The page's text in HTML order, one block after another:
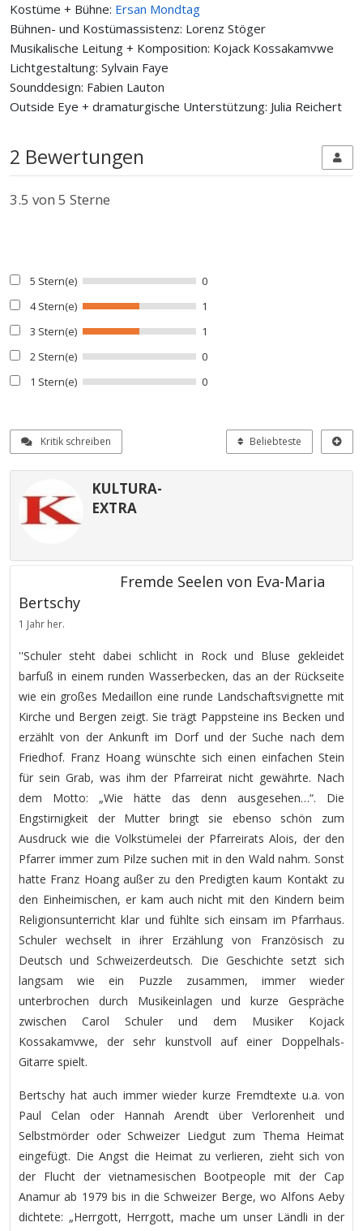
Kostüme + Bühne: Ersan Mondtag
Bühnen- und Kostümassistenz: Lorenz Stöger
Musikalische Leitung + Komposition: Kojack Kossakamvwe
Lichtgestaltung: Sylvain Faye
Sounddesign: Fabien Lauton
Outside Eye + dramaturgische Unterstützung: Julia Reichert
2 Bewertungen
3.5 von 5 Sterne
5 Stern(e)
0
4 Stern(e)
1
3 Stern(e)
1
2 Stern(e)
0
1 Stern(e)
0
Kritik schreiben Beliebteste
KULTURA-
EXTRA
Fremde Seelen von Eva-Maria
Bertschy
1 Jahr her.
''Schuler steht dabei schlicht in Rock und Bluse gekleidet
barfuß in einem runden Wasserbecken, das an der Rückseite
wie ein großes Medaillon eine runde Landschaftsvignette mit
Kirche und Bergen zeigt. Sie trägt Pappsteine ins Becken und
erzählt von der Ankunft im Dorf und der Suche nach dem
Friedhof. Franz Hoang wünschte sich einen einfachen Stein
für sein Grab, was ihm der Pfarreirat nicht gewährte. Nach
dem Motto: „Wie hätte das denn ausgesehen…“. Die
Engstirnigkeit der Mutter bringt sie ebenso schön zum
Ausdruck wie die Volkstümelei der Pfarreirats Alois, der den
Pfarrer immer zum Pilze suchen mit in den Wald nahm. Sonst
hatte Franz Hoang außer zu den Predigten kaum Kontakt zu
den Einheimischen, er kam auch nicht mit den Kindern beim
Religionsunterricht klar und fühlte sich einsam im Pfarrhaus.
Schuler wechselt in ihrer Erzählung von Französisch zu
Deutsch und Schweizerdeutsch. Die Geschichte setzt sich
langsam wie ein Puzzle zusammen, immer wieder
unterbrochen durch Musikeinlagen und kurze Gespräche
zwischen Carol Schuler und dem Musiker Kojack
Kossakamvwe, der sehr kunstvoll auf einer Doppelhals-
Gitarre spielt.
Bertschy hat auch immer wieder kurze Fremdtexte u.a. von
Paul Celan oder Hannah Arendt über Verlorenheit und
Selbstmörder oder Schweizer Liedgut zum Thema Heimat
eingefügt. Die Angst die Heimat zu verlieren, zieht sich von
der Flucht der vietnamesischen Bootpeople mit der Cap
Anamur ab 1979 bis in die Schweizer Berge, wo Alfons Aeby
dichtete: „Herrgott, Herrgott, mache um unser Ländli in der